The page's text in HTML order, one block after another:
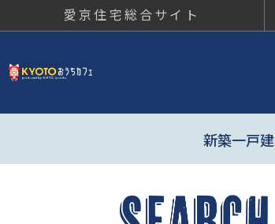
愛京住宅総合サイト
新築一戸